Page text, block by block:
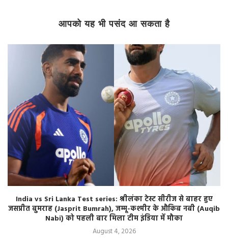
आपको यह भी पसंद आ सकता है
India vs Sri Lanka Test series: श्रीलंका टेस्ट सीरीज से बाहर हुए
जसप्रीत बुमराह (Jasprit Bumrah), जम्मू-कश्मीर के औकिब नबी (Auqib
Nabi) को पहली बार मिला टीम इंडिया में मौका
August 4, 2026